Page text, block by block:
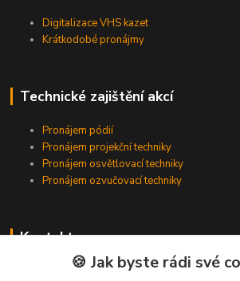
Digitalizace VHS kazet
Krátkodobé pronájmy
Technické zajištění akcí
Pronájem pódií
Pronájem projekční techniky
Pronájem osvětlovací techniky
Pronájem ozvučovací techniky
Kontakty
Zákaznická podpora
🍪 Jak byste rádi své